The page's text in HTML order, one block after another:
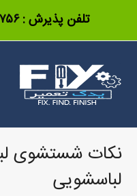
تلفن پذیرش :
نکات شستشوی
لباسشویی